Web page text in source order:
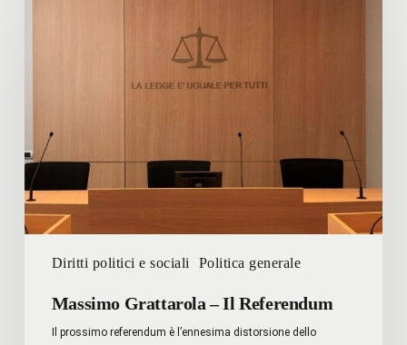
Diritti politici e sociali Politica generale
Massimo Grattarola – Il Referendum
Il prossimo referendum è l’ennesima distorsione dello